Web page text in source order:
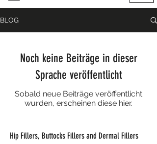
BLOG
Noch keine Beiträge in dieser
Sprache veröffentlicht
Sobald neue Beiträge veröffentlicht
wurden, erscheinen diese hier.
Hip Fillers, Buttocks Fillers and Dermal Fillers